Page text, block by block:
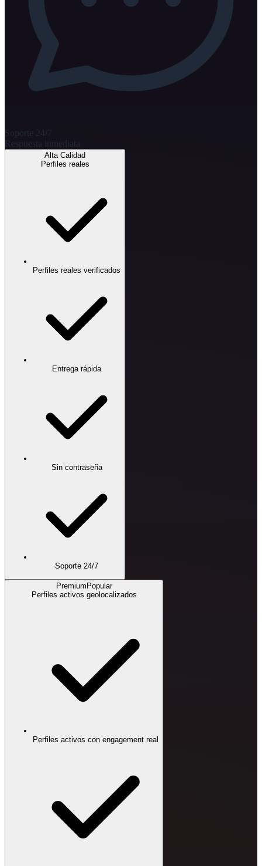
Soporte 24/7
Respuesta inmediata
Alta Calidad
Perfiles reales
Perfiles reales verificados
Entrega rápida
Sin contraseña
Soporte 24/7
Premium Popular
Perfiles activos geolocalizados
Perfiles activos con engagement real